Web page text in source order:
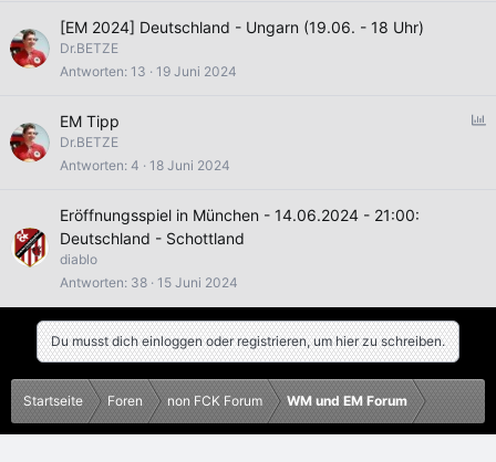
[EM 2024] Deutschland - Ungarn (19.06. - 18 Uhr)
Dr.BETZE
Antworten 13 19 Juni 2024
EM Tipp
Dr.BETZE
Antworten 4 18 Juni 2024
Eröffnungsspiel in München - 14.06.2024 - 21:00:
Deutschland - Schottland
diablo
Antworten 38 15 Juni 2024
Du musst dich einloggen oder registrieren, um hier zu schreiben.
Startseite Foren non FCK Forum WM und EM Forum